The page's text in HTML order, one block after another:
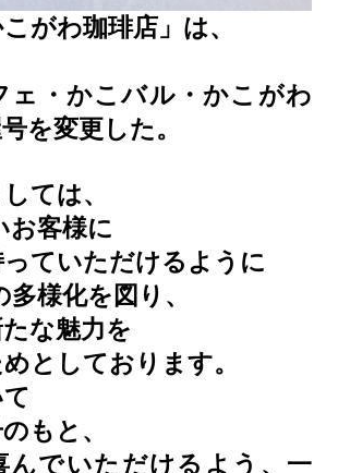
がわ珈琲店」は、
ェ・かこバル・かこがわ
を変更した。
ては、
お客様に
ていただけるように
様化を図り、
な魅力を
としております。
もと、
んでいただけるよう、一